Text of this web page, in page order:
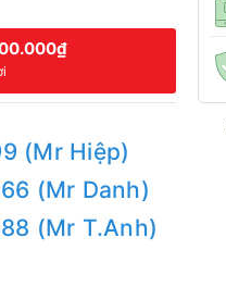
(Mr Hiệp)
(Mr Danh)
(Mr T.Anh)